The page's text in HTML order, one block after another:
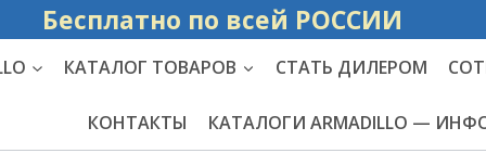
Бесплатно по
КАТАЛОГ ТОВАРОВ СТАТЬ ДИЛЕРОМ
КОНТАКТЫ КАТАЛОГИ ARMADILLO —